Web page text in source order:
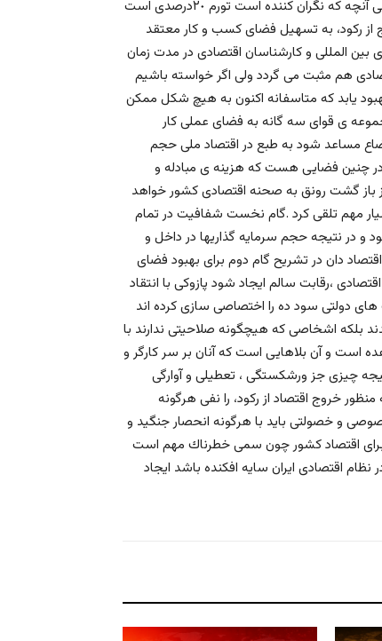
ركود خلاصى مى يابد و نرخ رشد مثبت اقتصادى را تجربه خواهد كرد ولى آنچه كه نگران كننده است تورم ٢٠درصدى است
از ركود، به تسهيل فضاى كسب و كار معتقد
بين المللى و كارشناسان اقتصادى در مدت زمان
هم مثبت مى گردد ولى اگر خواسته باشيم
يابد كه متاسفانه اكنون به هيچ شكل ممكن
ى قواى سه گانه به فضاى عملى كار
مساعد شود به طبع در اقتصاد ملى حجم
در چنين فضايى هست كه هزينه ى مبادله و
باز گشت رونق به صحنه اقتصادى كشور خواهد
مهم تلقى كرد .گام نخست شفافيت در تمام
و در نتيجه حجم سرمايه گذاريها در داخل و
دان در تشريح گام دوم براى بهبود فضاى
،رقابت سالم ايجاد شود پازوكى با انتقاد
دولتى سود ده را اختصاصى سازى كرده اند
اشخاصى كه هيچگونه صلاحيتى ندارند با
است و آن بلاهايى است كه آنان بر سر كارگر و
چيزى جز ورشكستگى ، تعطيلى و آوارگى
خروج اقتصاد از ركود، را نفى هرگونه
و خصولتى بايد با هرگونه انحصار جنگيد و
براى اقتصاد كشور چون سمى خطرناك مهم است
اقتصادى ايران سايه افكنده باشد ايجاد